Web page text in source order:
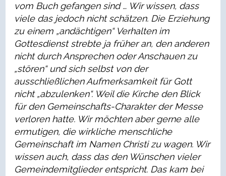
vom Buch gefangen sind … Wir wissen, dass
viele das jedoch nicht schätzen. Die Erziehung
zu einem „andächtigen“ Verhalten im
Gottesdienststrebte ja früher an, den anderen
nicht durch Ansprechen oder Anschauen zu
„stören“ und sich selbst von der
ausschließlichen Aufmerksamkeit für Gott
nicht „abzulenken“. Weil die Kirche den Blick
für den Gemeinschafts-Charakter der Messe
verloren hatte. Wir möchten aber gerne alle
ermutigen, die wirkliche menschliche
Gemeinschaft im Namen Christi zu wagen. Wir
wissen auch, dass das den Wünschen vieler
Gemeindemitglieder entspricht. Das kam bei